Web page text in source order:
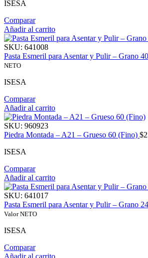
ISESA
Comparar
Añadir al carrito
SKU: 641008
Pasta Esmeril para Asentar y Pulir – Grano
NETO
ISESA
Comparar
Añadir al carrito
SKU: 960923
Piedra Montada – A21 – Grueso 60 (Fino) $
ISESA
Comparar
Añadir al carrito
SKU: 641017
Pasta Esmeril para Asentar y Pulir – Grano
Valor NETO
ISESA
Comparar
Añadir al carrito